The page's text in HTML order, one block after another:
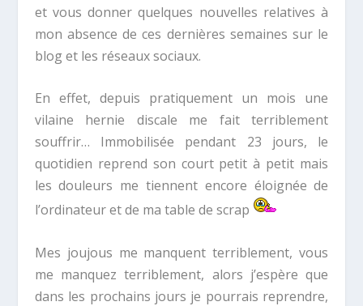
et vous donner quelques nouvelles relatives à
mon absence de ces dernières semaines sur le
blog et les réseaux sociaux.
En effet, depuis pratiquement un mois une
vilaine hernie discale me fait terriblement
souffrir… Immobilisée pendant 23 jours, le
quotidien reprend son court petit à petit mais
les douleurs me tiennent encore éloignée de
l’ordinateur et de ma table de scrap
Mes joujous me manquent terriblement, vous
me manquez terriblement, alors j’espère que
dans les prochains jours je pourrais reprendre,